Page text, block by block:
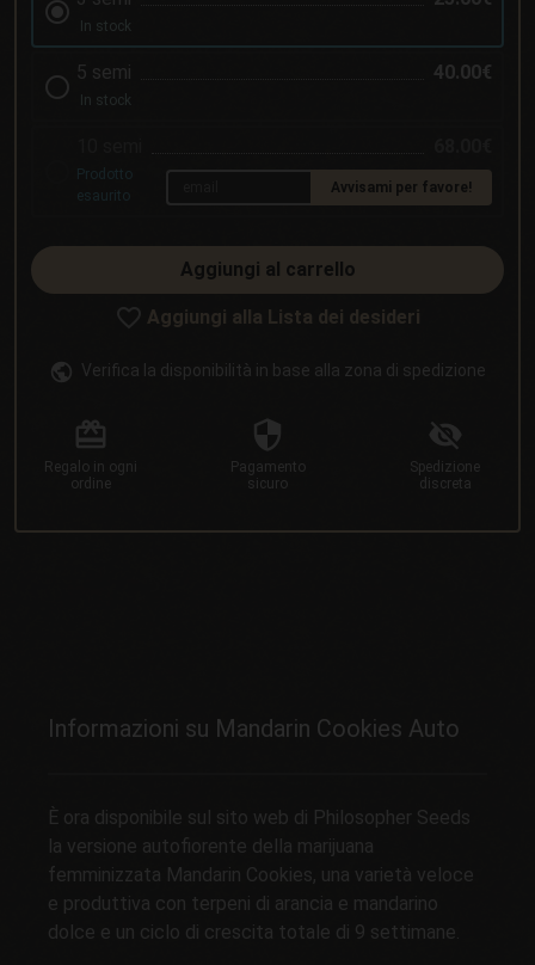
In stock
5 semi 40.00€
In stock
Prodotto
esaurito
Avvisami per favore!
Aggiungi al carrello
Aggiungi alla Lista dei desideri
Verifica la disponibilità in base alla zona di spedizione
Regalo in ogni
ordine
Pagamento
sicuro
Spedizione
discreta
Informazioni su Mandarin Cookies Auto
È ora disponibile sul sito web di Philosopher Seeds
la versione autofiorente della marijuana
femminizzata Mandarin Cookies, una varietà veloce
e produttiva con terpeni di arancia e mandarino
dolce e un ciclo di crescita totale di 9 settimane.